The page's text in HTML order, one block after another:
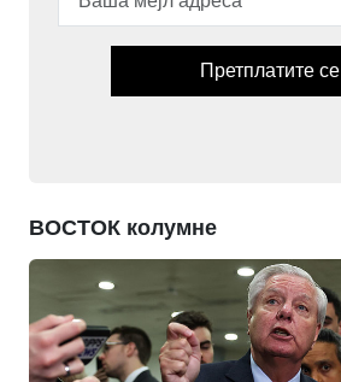
Претплатите се
ВОСТОК колумне